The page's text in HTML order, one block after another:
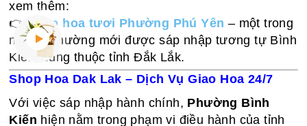
xem thêm:
👉shop hoa tươi Phường Phú Yên – một trong
những phường mới được sáp nhập tương tự Bình
Kiến, cũng thuộc tỉnh Đắk Lắk.
Shop Hoa Dak Lak – Dịch Vụ Giao Hoa 24/7
Với việc sáp nhập hành chính, Phường Bình
Kiến hiện nằm trong phạm vi điều hành của tỉnh